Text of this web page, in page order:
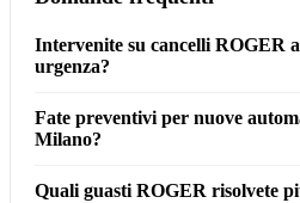
Intervenite su cancelli ROGER
urgenza?
Fate preventivi per nuove
Milano?
Quali guasti ROGER risolvete